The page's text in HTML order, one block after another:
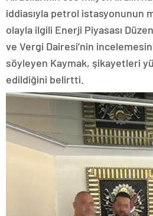
iddiasıyla petrol istasyonunun
olayla ilgili Enerji Piyasası
ve Vergi Dairesi’nin
söyleyen Kaymak, şikayetleri
edildiğini belirtti.